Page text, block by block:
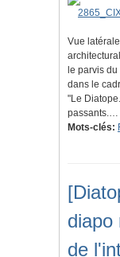
Vue
le parvis
dans le
"Le
passants.…
Mots-clés:
diapo
de